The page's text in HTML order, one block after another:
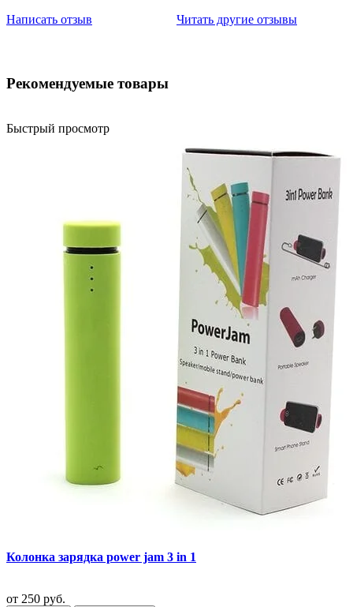
Написать отзыв Читать другие отзывы
Рекомендуемые товары
Быстрый просмотр
Колонка зарядка power jam 3 in 1
от 250 руб.